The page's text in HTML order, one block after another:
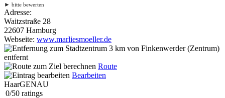
► bitte bewerten
Adresse:
Waitzstraße 28
22607 Hamburg
Webseite: www.marliesmoeller.de
3 km von Finkenwerder (Zentrum)
entfernt
Route
Bearbeiten
HaarGENAU
0/50 ratings